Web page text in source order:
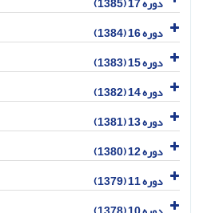
دوره 16 (1384)
دوره 15 (1383)
دوره 14 (1382)
دوره 13 (1381)
دوره 12 (1380)
دوره 11 (1379)